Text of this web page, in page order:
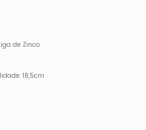
de Zinco
18,5cm